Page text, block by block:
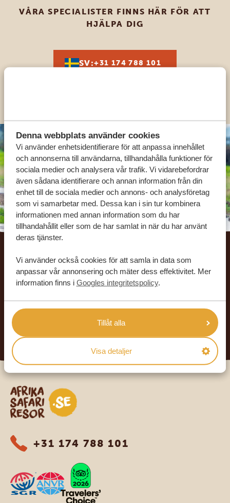
Denna webbplats använder cookies
Vi använder enhetsidentifierare för att anpassa innehållet
och annonserna till användarna, tillhandahålla funktioner för
sociala medier och analysera vår trafik. Vi vidarebefordrar
även sådana identifierare och annan information från din
enhet till de sociala medier och annons- och analysföretag
som vi samarbetar med. Dessa kan i sin tur kombinera
informationen med annan information som du har
tillhandahållit eller som de har samlat in när du har använt
deras tjänster.
Vi använder också cookies för att samla in data som
anpassar vår annonsering och mäter dess effektivitet. Mer
information finns i Googles integritetspolicy.
Tillåt alla
Visa detaljer
VÅRA SPECIALISTER FINNS HÄR FÖR ATT
HJÄLPA DIG
SV:+31 174 788 101
Footer
VÅRA KUNDER REKOMMENDERAR
AFRIKA SAFARI RESOR
4.9/5
4.8/5
LÄS MER
Safari-resor i Afrika
+31 174 788 101